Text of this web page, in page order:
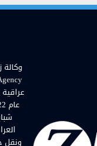
ونقل